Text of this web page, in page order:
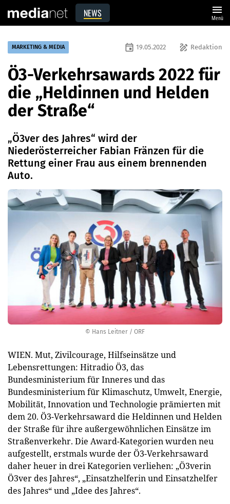
NEWS menu
Menü
© Hans Leitner / ORF
MARKETING & MEDIA draw Redaktion
event 19.05.2022
Ö3-Verkehrsawards 2022 für
die „Heldinnen und Helden
der Straße“
„Ö3ver des Jahres“ wird der
Niederösterreicher Fabian Fränzen für die
Rettung einer Frau aus einem brennenden
Auto.
WIEN. Mut, Zivilcourage, Hilfseinsätze und
Lebensrettungen: Hitradio Ö3, das
Bundesministerium für Inneres und das
Bundesministerium für Klimaschutz, Umwelt, Energie,
Mobilität, Innovation und Technologie prämierten mit
dem 20. Ö3-Verkehrsaward die Heldinnen und Helden
der Straße für ihre außergewöhnlichen Einsätze im
Straßenverkehr. Die Award-Kategorien wurden neu
aufgestellt, erstmals wurde der Ö3-Verkehrsaward
daher heuer in drei Kategorien verliehen: „Ö3verin
Ö3ver des Jahres“, „Einsatzhelferin und Einsatzhelfer
des Jahres“ und „Idee des Jahres“.